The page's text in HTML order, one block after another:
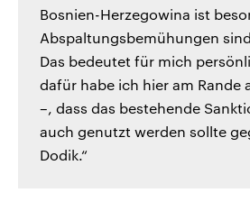
Bosnien-Herzegowina ist
Abspaltungsbemühungen
Das bedeutet für mich
dafür habe ich hier am Rande
–, dass das bestehende
auch genutzt werden sollte
Dodik.“